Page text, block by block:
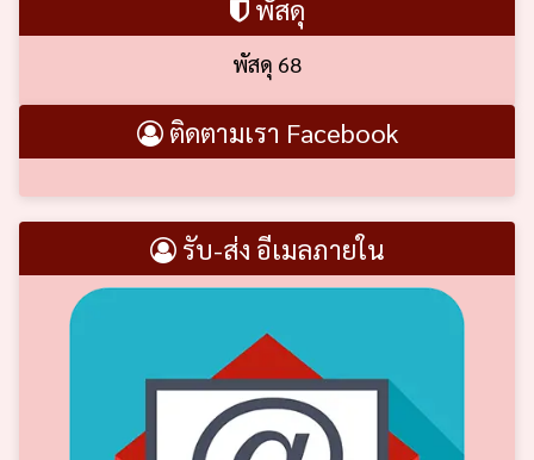
พัสดุ
พัสดุ 68
ติดตามเรา Facebook
รับ-ส่ง อีเมลภายใน